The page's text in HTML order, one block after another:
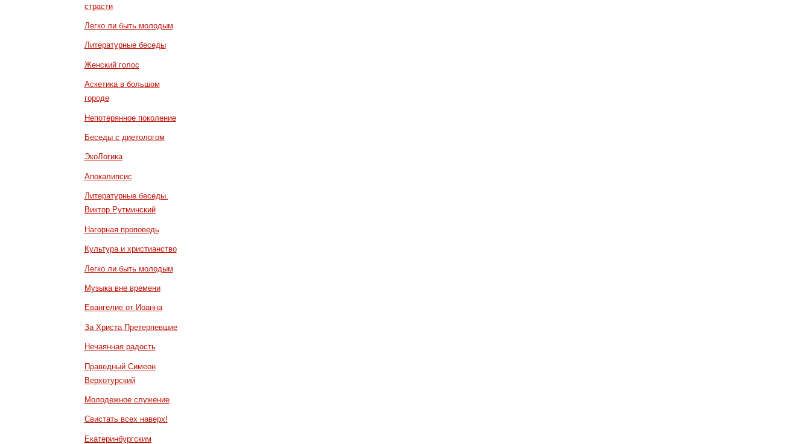
страсти
Легко ли быть молодым
Литературные беседы
Женский голос
Аскетика в большом
городе
Непотерянное поколение
Беседы с диетологом
ЭкоЛогика
Апокалипсис
Литературные беседы.
Виктор Рутминский
Нагорная проповедь
Культура и христианство
Легко ли быть молодым
Музыка вне времени
Евангелие от Иоанна
За Христа Претерпевшие
Нечаянная радость
Праведный Симеон
Верхотурский
Молодежное служение
Свистать всех наверх!
Екатеринбургским